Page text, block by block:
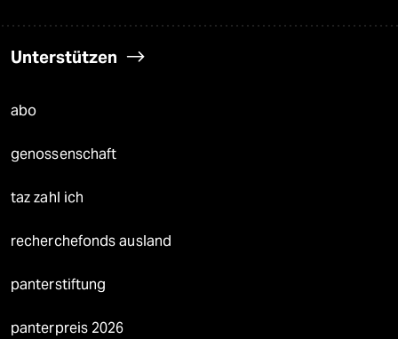
Unterstützen
abo
genossenschaft
taz zahl ich
recherchefonds ausland
panterstiftung
panterpreis 2026